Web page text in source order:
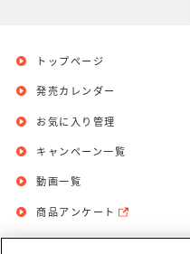
トップページ
発売カレンダー
お気に入り管理
キャンペーン一覧
動画一覧
商品アンケート